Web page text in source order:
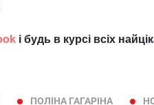
і будь в курсі всіх
ПОЛІНА ГАГАРІНА